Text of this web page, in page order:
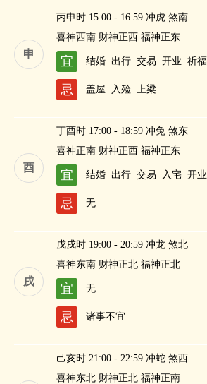
申
丙申时 15:00 - 16:59 冲虎 煞南
喜神西南 财神正西 福神正东
宜 结婚 出行 交易 开业 祈福
忌 盖屋 入殓 上梁
酉
丁酉时 17:00 - 18:59 冲兔 煞东
喜神正南 财神正西 福神正东
宜 结婚 出行 交易 入宅 开业
忌 无
戌
戊戌时 19:00 - 20:59 冲龙 煞北
喜神东南 财神正北 福神正北
宜 无
忌 诸事不宜
己亥时 21:00 - 22:59 冲蛇 煞西
喜神东北 财神正北 福神正南